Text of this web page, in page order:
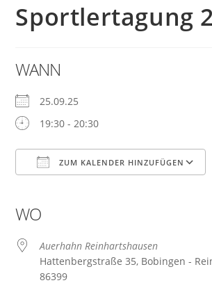
Sportlertagung
WANN
25.09.25
19:30 - 20:30
ZUM KALENDER HINZUFÜGEN
WO
Auerhahn Reinhartshausen
Hattenbergstraße 35, Bobingen -
86399